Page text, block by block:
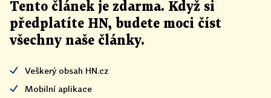
Tento článek je zdarma. Když si
předplatíte HN, budete moci číst
všechny naše články.
Veškerý obsah HN.cz
Mobilní aplikace